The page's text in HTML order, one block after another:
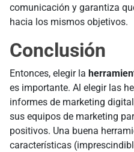
comunicación y garantiza
hacia los mismos objetivos.
Conclusión
Entonces, elegir la
es importante. Al elegir las
informes de marketing
sus equipos de marketing
positivos. Una buena
características